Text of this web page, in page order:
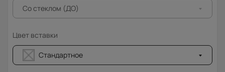
Со стеклом (ДО)
Цвет вставки
Стандартное